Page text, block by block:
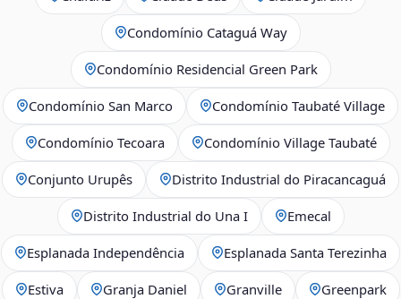
Condomínio Cataguá Way
Condomínio Residencial Green Park
Condomínio San Marco Condomínio Taubaté Village
Condomínio Tecoara Condomínio Village Taubaté
Conjunto Urupês Distrito Industrial do Piracancaguá
Distrito Industrial do Una I Emecal
Esplanada Independência Esplanada Santa Terezinha
Estiva Granja Daniel Granville Greenpark